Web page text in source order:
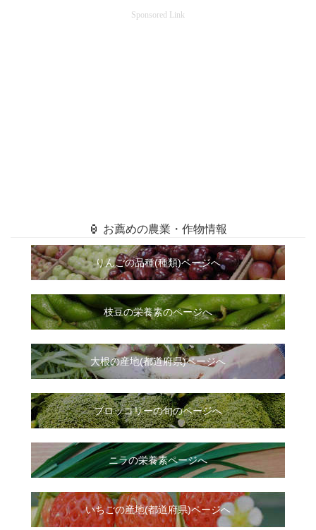
Sponsored Link
🏮 お薦めの農業・作物情報
りんごの品種(種類)ページへ
枝豆の栄養素のページへ
大根の産地(都道府県)ページへ
ブロッコリーの旬のページへ
ニラの栄養素ページへ
いちごの産地(都道府県)ページへ